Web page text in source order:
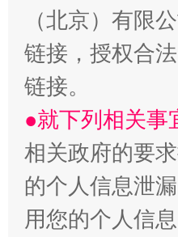
揭开“小金库”的免
（北京）有限
链接，授权合
链接。
●就下列相关
相关政府的要
的个人信息泄漏
用您的个人信